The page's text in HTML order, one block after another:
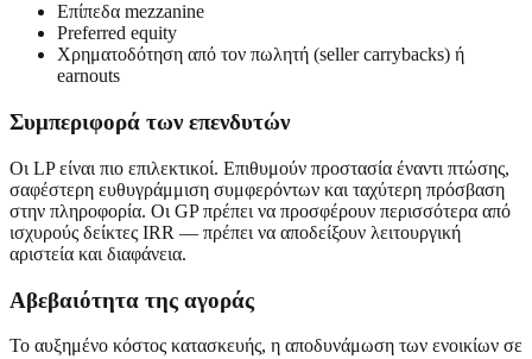
Επίπεδα mezzanine
Preferred equity
Χρηματοδότηση από τον πωλητή (seller carrybacks) ή
earnouts
Συμπεριφορά των επενδυτών
Οι LP είναι πιο επιλεκτικοί. Επιθυμούν προστασία έναντι πτώσης,
σαφέστερη ευθυγράμμιση συμφερόντων και ταχύτερη πρόσβαση
στην πληροφορία. Οι GP πρέπει να προσφέρουν περισσότερα από
ισχυρούς δείκτες IRR — πρέπει να αποδείξουν λειτουργική
αριστεία και διαφάνεια.
Αβεβαιότητα της αγοράς
Το αυξημένο κόστος κατασκευής, η αποδυνάμωση των ενοικίων σε